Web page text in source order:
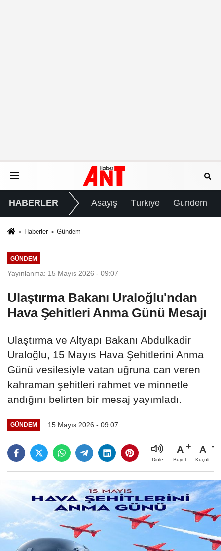
HABERLER Asayiş Türkiye Gündem
Haberler Gündem
GÜNDEM
Yayınlanma: 15 Mayıs 2026 - 09:07
Ulaştırma Bakanı Uraloğlu'ndan
Hava Şehitleri Anma Günü Mesajı
Ulaştırma ve Altyapı Bakanı Abdulkadir
Uraloğlu, 15 Mayıs Hava Şehitlerini Anma
Günü vesilesiyle vatan uğruna can veren
kahraman şehitleri rahmet ve minnetle
andığını belirten bir mesaj yayımladı.
GÜNDEM 15 Mayıs 2026 - 09:07
Dinle
A
Büyüt
A
Küçült